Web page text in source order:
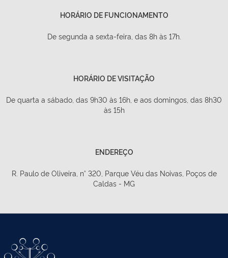
HORÁRIO DE FUNCIONAMENTO
De segunda a sexta-feira, das 8h às 17h.
HORÁRIO DE VISITAÇÃO
De quarta a sábado, das 9h30 às 16h, e aos domingos, das 8h30
às 15h
ENDEREÇO
R. Paulo de Oliveira, n° 320, Parque Véu das Noivas, Poços de
Caldas - MG